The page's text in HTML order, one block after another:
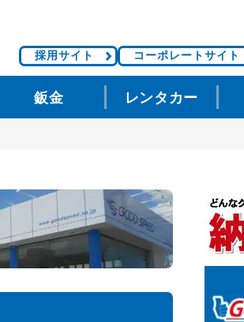
採用サイト コーポレートサイト
鈑金 レンタカー